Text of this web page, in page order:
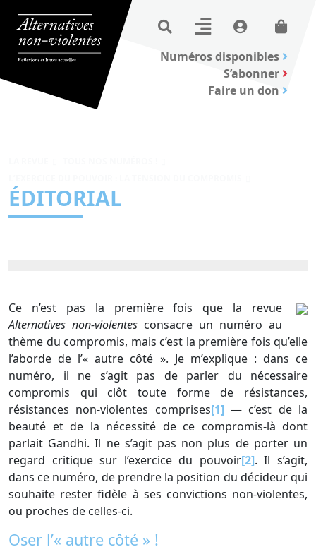
Numéros disponibles
S’abonner
Faire un don
ÉDITORIAL
Ce n’est pas la première fois que la revue
Alternatives non-violentes consacre un numéro au
thème du compromis, mais c’est la première fois qu’elle
l’aborde de l’« autre côté ». Je m’explique : dans ce
numéro, il ne s’agit pas de parler du nécessaire
compromis qui clôt toute forme de résistances,
résistances non-violentes comprises[1]— c’est de la
beauté et de la nécessité de ce compromis-là dont
parlait Gandhi. Il ne s’agit pas non plus de porter un
regard critique sur l’exercice du pouvoir[2]. Il s’agit,
dans ce numéro, de prendre la position du décideur qui
souhaite rester fidèle à ses convictions non-violentes,
ou proches de celles-ci.
Oser l’« autre côté » !